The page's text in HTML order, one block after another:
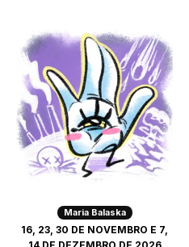
Maria Balaska
16, 23, 30 DE NOVEMBRO E 7,